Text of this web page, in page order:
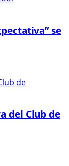
se
del Club de